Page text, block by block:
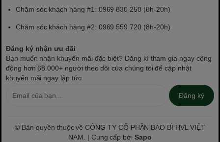
Chăm sóc khách hàng #1: 0969 830 250 (8h-20h)
Chăm sóc khách hàng #2: 0969 559 720 (8h-20h)
Đăng ký nhận ưu đãi
Bạn muốn nhận khuyến mãi đặc biệt? Đăng kí tham gia ngay cộng
động hơn 68.000+ người theo dõi của chúng tôi để cập nhật
khuyến mãi ngay lập tức
Đăng ký
© Bản quyền thuộc về CÔNG TY CỔ PHẦN BAO BÌ HVL VIỆT
NAM. | Cung cấp bởiSapo